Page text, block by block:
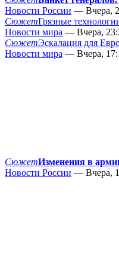
Новости России — Вчера,
СюжетГрязные
Новости мира — Вчера,
СюжетЭскалация для
Новости мира — Вчера,
СюжетИзменения в
Новости России — Вчера,